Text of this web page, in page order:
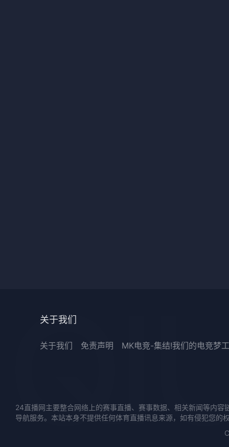
关于我们
关于我们 免责声明 MK电竞-集结!我们的电竞梦
24直播网主要整合网络上的赛事直播、赛事数据、相关新闻等内
导航服务。本站本身不提供任何体育直播讯息来源，如有侵犯您的